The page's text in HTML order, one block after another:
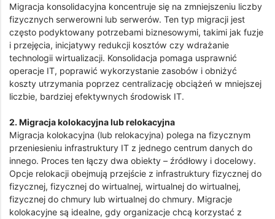
Migracja konsolidacyjna koncentruje się na zmniejszeniu liczby
fizycznych serwerowni lub serwerów. Ten typ migracji jest
często podyktowany potrzebami biznesowymi, takimi jak fuzje
i przejęcia, inicjatywy redukcji kosztów czy wdrażanie
technologii wirtualizacji. Konsolidacja pomaga usprawnić
operacje IT, poprawić wykorzystanie zasobów i obniżyć
koszty utrzymania poprzez centralizację obciążeń w mniejszej
liczbie, bardziej efektywnych środowisk IT.
2. Migracja kolokacyjna lub relokacyjna
Migracja kolokacyjna (lub relokacyjna) polega na fizycznym
przeniesieniu infrastruktury IT z jednego centrum danych do
innego. Proces ten łączy dwa obiekty – źródłowy i docelowy.
Opcje relokacji obejmują przejście z infrastruktury fizycznej do
fizycznej, fizycznej do wirtualnej, wirtualnej do wirtualnej,
fizycznej do chmury lub wirtualnej do chmury. Migracje
kolokacyjne są idealne, gdy organizacje chcą korzystać z